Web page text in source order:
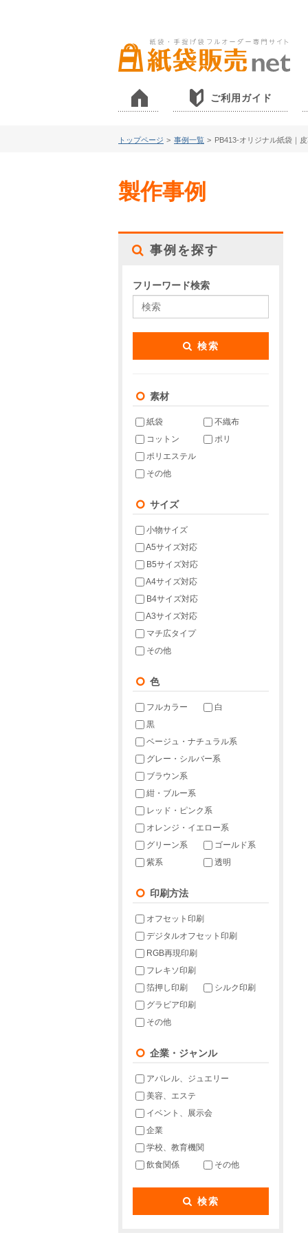
ご利用ガイド
トップページ > 事例一覧 > PB413-オリジナル紙袋｜
製作事例
事例を探す
フリーワード検索
検索
素材
紙袋
不織布
コットン
ポリ
ポリエステル
その他
サイズ
小物サイズ
A5サイズ対応
B5サイズ対応
A4サイズ対応
B4サイズ対応
A3サイズ対応
マチ広タイプ
その他
色
フルカラー
白
黒
ベージュ・ナチュラル系
グレー・シルバー系
ブラウン系
紺・ブルー系
レッド・ピンク系
オレンジ・イエロー系
グリーン系
ゴールド系
紫系
透明
印刷方法
オフセット印刷
デジタルオフセット印刷
RGB再現印刷
フレキソ印刷
箔押し印刷
シルク印刷
グラビア印刷
その他
企業・ジャンル
アパレル、ジュエリー
美容、エステ
イベント、展示会
企業
学校、教育機関
飲食関係
その他
検索